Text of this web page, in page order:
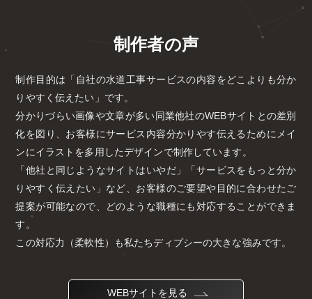
制作者の声
制作目的は「自社の水道工事サービスの内容をどこよりも分か
りやすく伝えたい」です。
分かりづらい画像や文章が多い同業他社のWEBサイトとの差別
化を図り、お客様にサービス内容分かりやす伝えるためにメイ
ンにイラストを多用したデザインで制作しています。
「他社と同じようなサイトはいやだ」「サービスをもっと分か
りやすく伝えたい」など、お客様のご要望や目的に合わせたご
提案が可能なので、どのような職種にも対応することができま
す。
この対応力（柔軟性）も私たちディプシーの大きな強みです。
WEBサイトを見る